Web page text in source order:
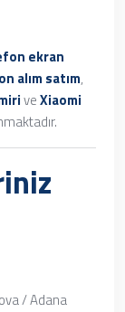
ekran
alım satım,
veXiaomi
/ Adana